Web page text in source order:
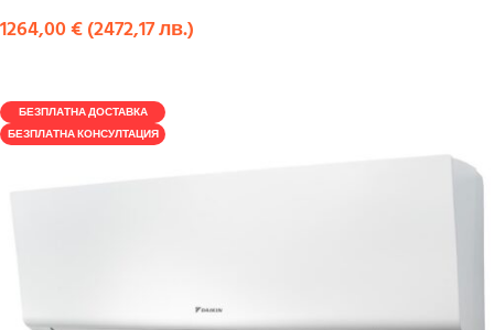
1264,00€(2472,17лв.)
БЕЗПЛАТНА ДОСТАВКА
БЕЗПЛАТНА КОНСУЛТАЦИЯ